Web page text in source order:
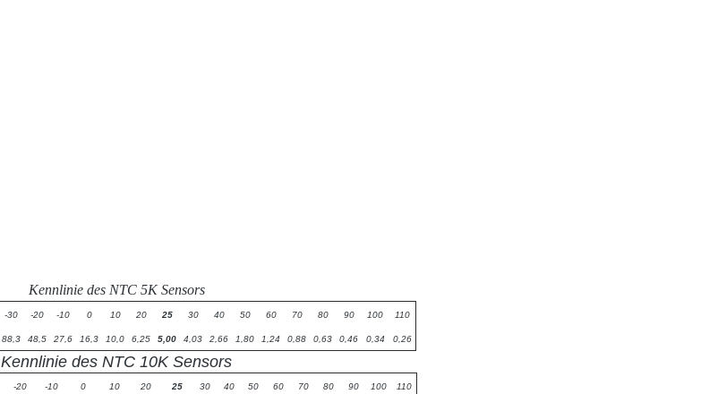
Kennlinie des NTC 5K Sensors
-30 -20 -10 0 10 20 25 30 40 50 60 70 80 90 100 110
88,3 48,5 27,6 16,3 10,0 6,25 5,00 4,03 2,66 1,80 1,24 0,88 0,63 0,46 0,34 0,26
Kennlinie des NTC 10K Sensors
-20 -10 0 10 20 25 30 40 50 60 70 80 90 100 110